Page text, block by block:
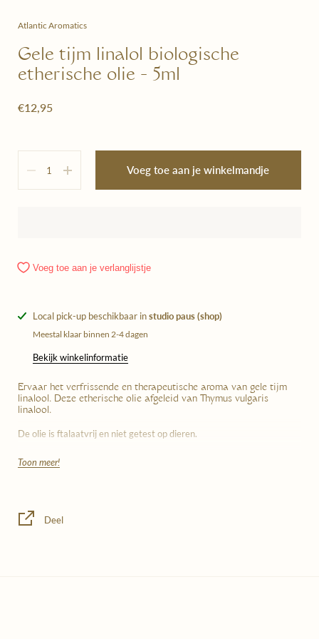
Atlantic Aromatics
Gele tijm linalol biologische
etherische olie - 5ml
€12,95
Voeg toe aan je winkelmandje
Voeg toe aan je verlanglijstje
Local pick-up beschikbaar instudio paus (shop)
Meestal klaar binnen 2-4 dagen
Bekijk winkelinformatie
Ervaar het verfrissende en therapeutische aroma van gele tijm
linalool. Deze etherische olie afgeleid van Thymus vulgaris
linalool.
De olie is ftalaatvrij en niet getest op dieren.
Part of plant:
Toon meer!
Deel